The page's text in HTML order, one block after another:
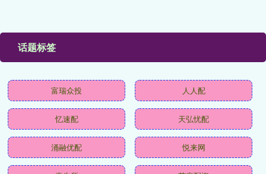
话题标签
富瑞众投 人人配
忆速配 天弘忧配
涌融优配 悦来网